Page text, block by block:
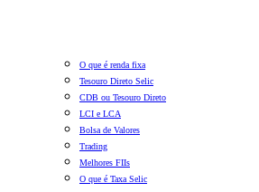
O que é renda fixa
Tesouro Direto Selic
CDB ou Tesouro Direto
LCI e LCA
Bolsa de Valores
Trading
Melhores FIIs
O que é Taxa Selic